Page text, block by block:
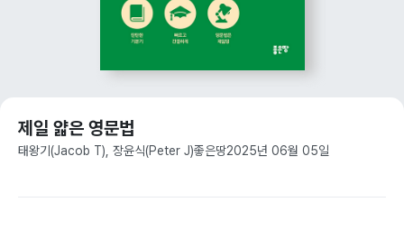
제일 얇은 영문법
태왕기(Jacob T), 장윤식(Peter J)좋은땅2025년 06월 05일